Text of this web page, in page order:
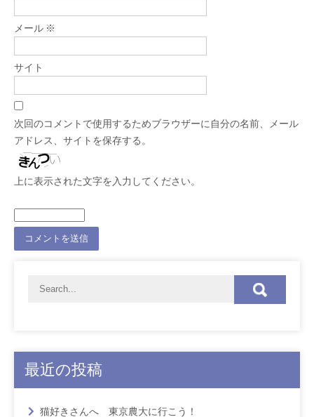
メール ※
サイト
次回のコメントで使用するためブラウザーに自分の名前、メール
アドレス、サイトを保存する。
上に表示された文字を入力してください。
最近の投稿
猫好きさんへ 東京農大に行こう！